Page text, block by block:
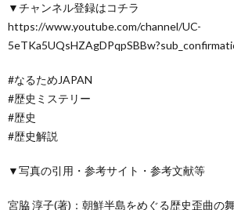
▼チャンネル登録はコチラ
https://www.youtube.com/channel/UC-
#なるためJAPAN
#歴史ミステリー
#歴史
#歴史解説
▼写真の引用・参考サイト・参考文献等
宮脇 淳子(著)：朝鮮半島をめぐる歴史歪曲の